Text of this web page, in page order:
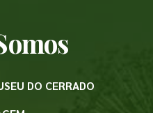
DO CERRADO